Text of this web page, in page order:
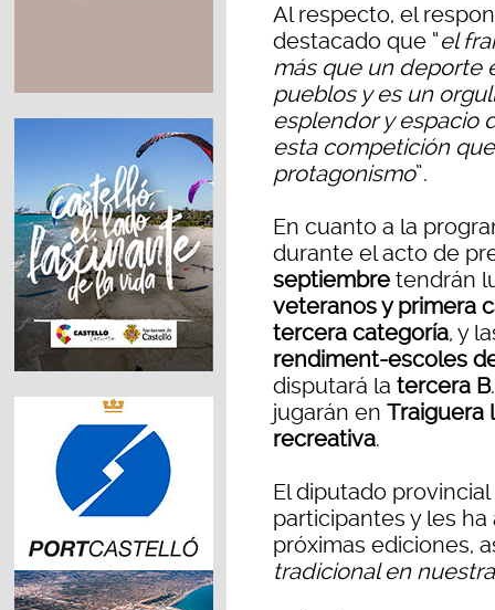
Al respecto, el
destacado que “el
más que un deporte
pueblos y es un
esplendor y espacio
esta competición
protagonismo”.
En cuanto a la
durante el acto de
septiembre tendrán
veteranos y primera
tercera categoría, y
rendiment-escoles
disputará la tercera B
jugarán en Traiguera
recreativa.
El diputado
participantes y les
próximas ediciones,
tradicional en